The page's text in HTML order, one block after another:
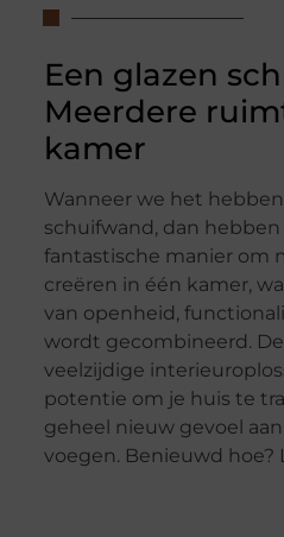
Een glazen
Meerdere
kamer
Wanneer we het
schuifwand, dan
fantastische manier om
creëren in één kamer,
van openheid,
wordt gecombineerd.
veelzijdige
potentie om je huis te
geheel nieuw gevoel
voegen. Benieuwd hoe?